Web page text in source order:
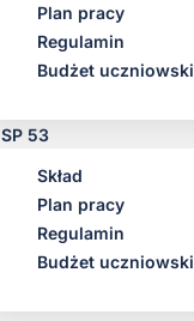
Plan pracy
Regulamin
Budżet uczniowski
SP 53
Skład
Plan pracy
Regulamin
Budżet uczniowski